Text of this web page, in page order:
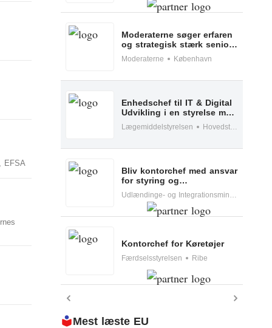
Digital
Embedsværk
Energi og Forsyning
Fonde
Forsvar og Beredskab
Fødevarer
Klima
EFSA
Socialdemokratiet
Moderaterne søger erfaren
og strategisk stærk senior
presserådgiver
Moderaterne København
Enhedschef til IT & Digital
Udvikling i en styrelse med
national og europæisk
impact
Lægemiddelstyrelsen Hovedstaden
Bliv kontorchef med ansvar
for styring og
systemforvaltning af
Udlændinge- og
Integrationsministeriets it-
portefølje
Kontorchef for Køretøjer
Færdselsstyrelsen Ribe
Mest læste EU